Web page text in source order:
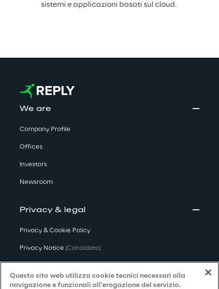
sistemi e applicazioni basati sul cloud.
We are
Company Profile
Offices
Investors
Newsroom
Privacy & legal
Privacy & Cookie Policy
Privacy Notice (Candidato)
Privacy Notice(Fornitore)
Questo sito web utilizza cookie tecnici necessari alla
navigazione e funzionali all’erogazione del servizio.